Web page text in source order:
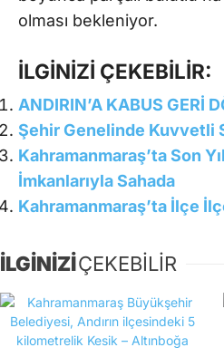
olması bekleniyor.
İLGİNİZİ ÇEKEBİLİR:
ANDIRIN’A KABUS GERİ
Şehir Genelinde Kuvvetli
Kahramanmaraş’ta Son
İmkanlarıyla Sahada
Kahramanmaraş’ta İlçe
İLGİNİZİÇEKEBİLİR